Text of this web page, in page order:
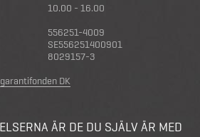
10.00 - 16.00
556251-4009
SE556251400901
8029157-3
DK
ÄR DE DU SJÄLV ÄR MED